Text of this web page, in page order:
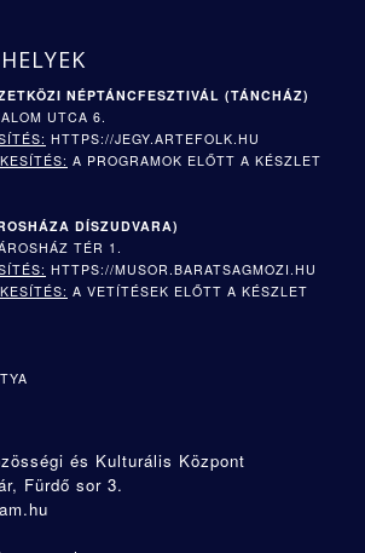
NÉPTÁNCFESZTIVÁL (TÁNCHÁZ)
UTCA 6.
HTTPS://JEGY.ARTEFOLK.HU
A PROGRAMOK ELŐTT A KÉSZLET
DÍSZUDVARA)
TÉR 1.
HTTPS://MUSOR.BARATSAGMOZI.HU
A VETÍTÉSEK ELŐTT A KÉSZLET
és Kulturális Központ
Fürdő sor 3.